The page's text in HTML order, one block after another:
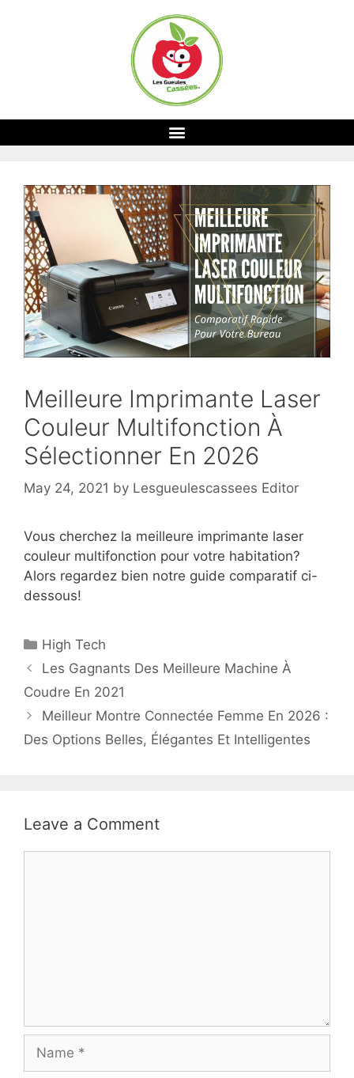
Meilleure Imprimante Laser
Couleur Multifonction À
Sélectionner En 2026
May 24, 2021 by Lesgueulescassees Editor
Vous cherchez la meilleure imprimante laser
couleur multifonction pour votre habitation?
Alors regardez bien notre guide comparatif ci-
dessous!
High Tech
Les Gagnants Des Meilleure Machine À
Coudre En 2021
Meilleur Montre Connectée Femme En 2026 :
Des Options Belles, Élégantes Et Intelligentes
Leave a Comment